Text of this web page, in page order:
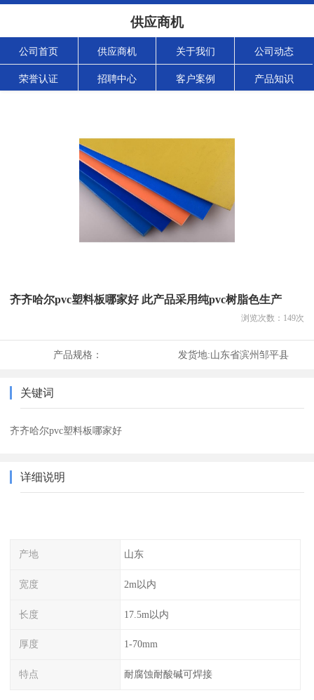
供应商机
公司首页 供应商机 关于我们 公司动态
荣誉认证 招聘中心 客户案例 产品知识
齐齐哈尔pvc塑料板哪家好 此产品采用纯pvc树脂色生产
浏览次数： 149次
产品规格： 发货地:山东省滨州邹平县
关键词
齐齐哈尔pvc塑料板哪家好
详细说明
产地 山东
宽度 2m以内
长度 17.5m以内
厚度 1-70mm
特点 耐腐蚀耐酸碱可焊接